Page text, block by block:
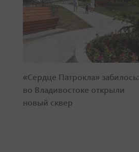
«Сердце Патрокла» забилось:
во Владивостоке открыли
новый сквер